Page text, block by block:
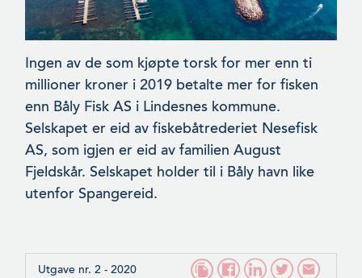
Ingen av de som kjøpte torsk for mer enn ti
millioner kroner i 2019 betalte mer for fisken
enn Båly Fisk AS i Lindesnes kommune.
Selskapet er eid av fiskebåtrederiet Nesefisk
AS, som igjen er eid av familien August
Fjeldskår. Selskapet holder til i Båly havn like
utenfor Spangereid.
Utgave nr. 2 - 2020